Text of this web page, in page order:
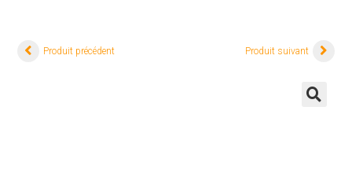
Produit précédent Produit suivant